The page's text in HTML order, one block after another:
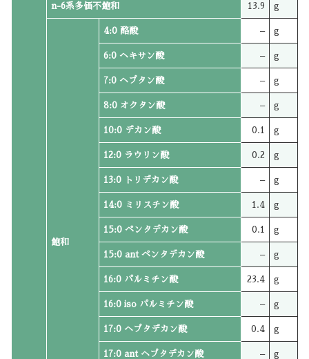
n-6系多価不飽和 13.9 g
飽和
4:0 酪酸 – g
6:0 ヘキサン酸 – g
7:0 ヘプタン酸 – g
8:0 オクタン酸 – g
10:0 デカン酸 0.1 g
12:0 ラウリン酸 0.2 g
13:0 トリデカン酸 – g
14:0 ミリスチン酸 1.4 g
15:0 ペンタデカン酸 0.1 g
15:0 ant ペンタデカン酸 – g
16:0 パルミチン酸 23.4 g
16:0 iso パルミチン酸 – g
17:0 ヘプタデカン酸 0.4 g
17:0 ant ヘプタデカン酸 – g